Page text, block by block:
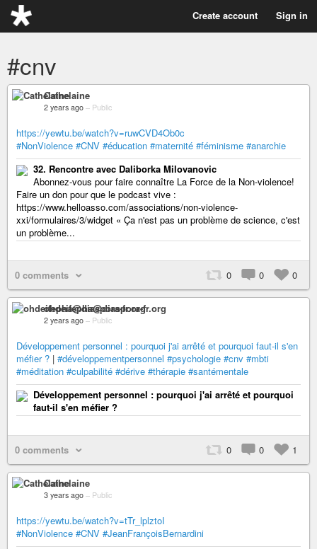
Create account Sign in
#cnv
Cathelaine
2 years ago – Public
https://yewtu.be/watch?v=ruwCVD4Ob0c
#NonViolence #CNV #éducation #maternité #féminisme #anarchie
32. Rencontre avec Daliborka Milovanovic
Abonnez-vous pour faire connaître La Force de la Non-violence!
Faire un don pour que le podcast vive :
https://www.helloasso.com/associations/non-violence-
xxi/formulaires/3/widget « Ça n'est pas un problème de science, c'est
un problème...
0 comments 0 0 0
ohdeifepha@diaspora-fr.org
2 years ago – Public
Développement personnel : pourquoi j'ai arrêté et pourquoi faut-il s'en
méfier ? | #développementpersonnel #psychologie #cnv #mbti
#méditation #culpabilité #dérive #thérapie #santémentale
Développement personnel : pourquoi j'ai arrêté et pourquoi
faut-il s'en méfier ?
0 comments 0 0 1
Cathelaine
3 years ago – Public
https://yewtu.be/watch?v=tTr_lplztoI
#NonViolence #CNV #JeanFrançoisBernardini